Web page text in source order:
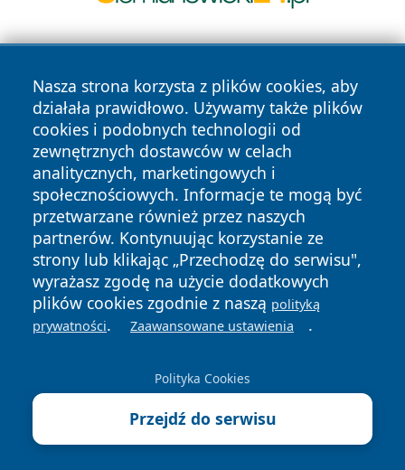
Nasza strona korzysta z plików cookies, aby
działała prawidłowo. Używamy także plików
cookies i podobnych technologii od
zewnętrznych dostawców w celach
analitycznych, marketingowych i
społecznościowych. Informacje te mogą być
przetwarzane również przez naszych
partnerów. Kontynuując korzystanie ze
strony lub klikając „Przechodzę do serwisu",
wyrażasz zgodę na użycie dodatkowych
plików cookies zgodnie z naszą polityką
prywatności. Zaawansowane ustawienia .
Polityka Cookies
Przejdź do serwisu
Copyright © 2026 24piaseczno.pl Wszystkie prawa
zastrzeżone.
News Autorzy
Polityka
Prywatności
Polityka
Cookies